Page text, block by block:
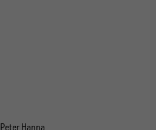
Peter Hanna